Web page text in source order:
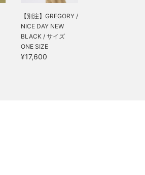
【別注】GREGORY /
NICE DAY NEW
BLACK / サイズ
ONE SIZE
¥17,600